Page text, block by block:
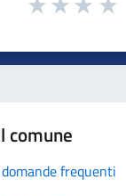
comune
frequenti